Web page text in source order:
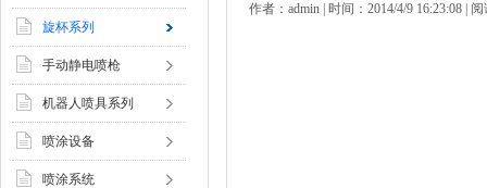
旋杯系列
手动静电喷枪
机器人喷具系列
喷涂设备
喷涂系统
作者：admin | 时间：2014/4/9 16:23:08 |